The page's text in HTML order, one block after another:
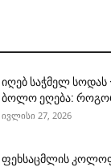
იღებ საჭმელ სოდას
ბოლო ეღება:
ივლისი 27, 2026
ფეხსაცმლის